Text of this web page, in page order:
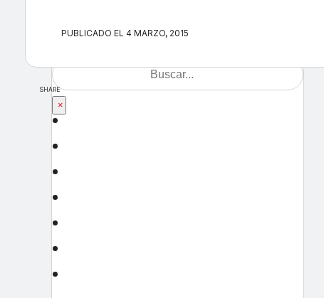
×
PUBLICADO EL 4 MARZO, 2015
SHARE